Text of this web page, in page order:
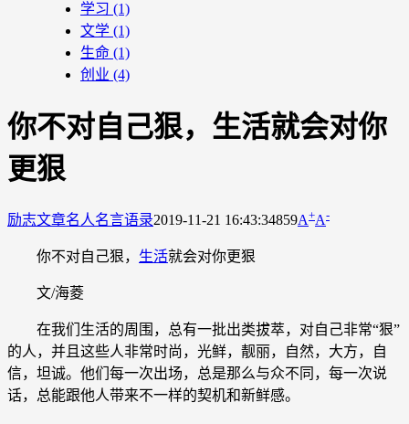
学习 (1)
文学 (1)
生命 (1)
创业 (4)
你不对自己狠，生活就会对你
更狠
励志文章名人名言语录2019-11-21 16:43:34859A+A-
你不对自己狠， 生活就会对你更狠
文/海菱
在我们生活的周围，总有一批出类拔萃，对自己非常“狠”
的人，并且这些人非常时尚，光鲜，靓丽，自然，大方，自
信，坦诚。他们每一次出场，总是那么与众不同，每一次说
话，总能跟他人带来不一样的契机和新鲜感。